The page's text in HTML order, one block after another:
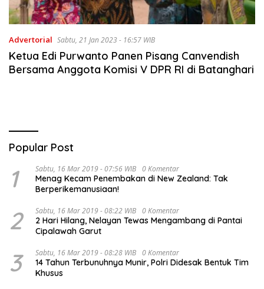
Advertorial Sabtu, 21 Jan 2023 - 16:57 WIB
Ketua Edi Purwanto Panen Pisang Canvendish
Bersama Anggota Komisi V DPR RI di Batanghari
Popular Post
1 Sabtu, 16 Mar 2019 - 07:56 WIB 0 Komentar
Menag Kecam Penembakan di New Zealand: Tak
Berperikemanusiaan!
2 Sabtu, 16 Mar 2019 - 08:22 WIB 0 Komentar
2 Hari Hilang, Nelayan Tewas Mengambang di Pantai
Cipalawah Garut
3 Sabtu, 16 Mar 2019 - 08:28 WIB 0 Komentar
14 Tahun Terbunuhnya Munir, Polri Didesak Bentuk Tim
Khusus